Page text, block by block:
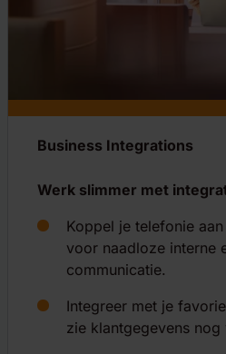
Business Integrations
Werk slimmer met
Koppel je telefonie
voor naadloze interne
communicatie.
Integreer met je
zie klantgegevens